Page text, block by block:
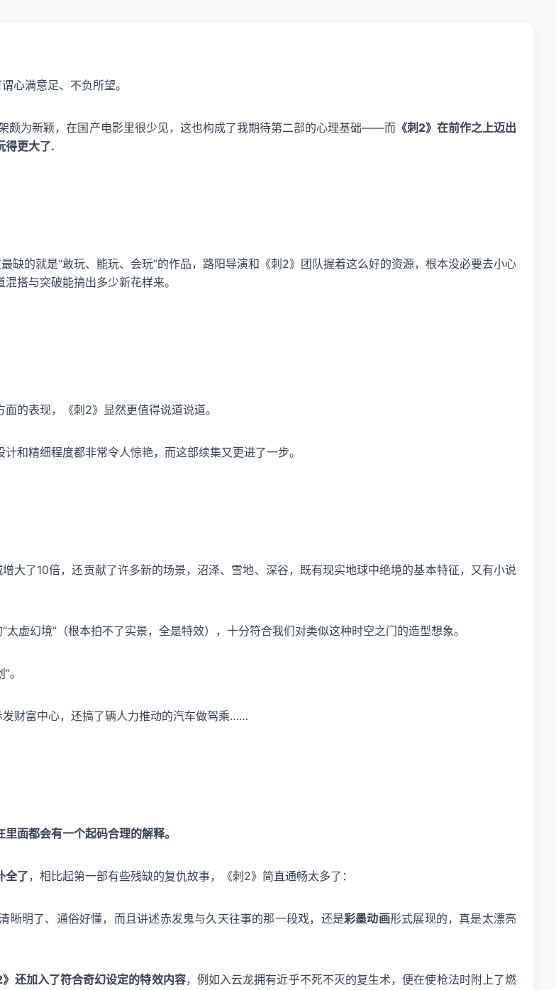
心满意足、不负所望。
颇为新颖，在国产电影里很少见，这也构成了我期待第二部的心理基础——而《刺2》在前作之上迈出
得更大了.
的就是“敢玩、能玩、会玩”的作品，路阳导演和《刺2》团队握着这么好的资源，根本没必要去小心
搭与突破能搞出多少新花样来。
的表现，《刺2》显然更值得说道说道。
和精细程度都非常令人惊艳，而这部续集又更进了一步。
增大了10倍，还贡献了许多新的场景，沼泽、雪地、深谷，既有现实地球中绝境的基本特征，又有小说
虚幻境”（根本拍不了实景，全是特效），十分符合我们对类似这种时空之门的造型想象。
。
发财富中心，还搞了辆人力推动的汽车做驾乘……
面都会有一个起码合理的解释。
全了，相比起第一部有些残缺的复仇故事，《刺2》简直通畅太多了：
明了、通俗好懂，而且讲述赤发鬼与久天往事的那一段戏，还是彩墨动画形式展现的，真是太漂亮
还加入了符合奇幻设定的特效内容，例如入云龙拥有近乎不死不灭的复生术，便在使枪法时附上了燃